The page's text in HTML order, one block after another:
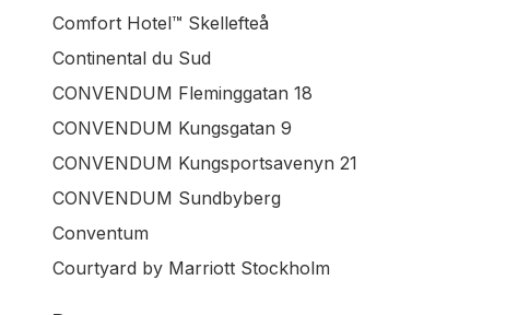
Comfort Hotel™ Skellefteå
Continental du Sud
CONVENDUM Fleminggatan 18
CONVENDUM Kungsgatan 9
CONVENDUM Kungsportsavenyn 21
CONVENDUM Sundbyberg
Conventum
Courtyard by Marriott Stockholm